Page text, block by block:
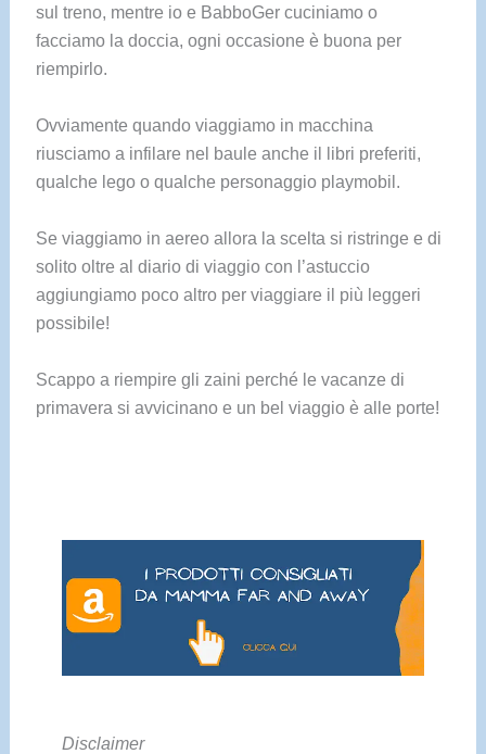
sul treno, mentre io e BabboGer cuciniamo o
facciamo la doccia, ogni occasione è buona per
riempirlo.
Ovviamente quando viaggiamo in macchina
riusciamo a infilare nel baule anche il libri preferiti,
qualche lego o qualche personaggio playmobil.
Se viaggiamo in aereo allora la scelta si ristringe e di
solito oltre al diario di viaggio con l’astuccio
aggiungiamo poco altro per viaggiare il più leggeri
possibile!
Scappo a riempire gli zaini perché le vacanze di
primavera si avvicinano e un bel viaggio è alle porte!
Disclaimer